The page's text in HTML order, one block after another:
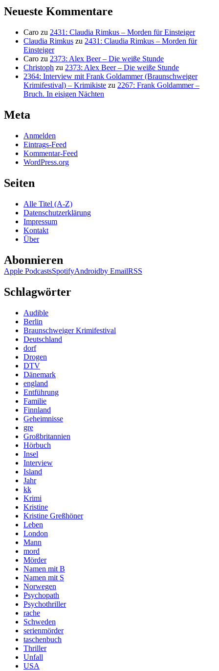
Neueste Kommentare
Caro zu 2431: Claudia Rimkus – Morden für Einsteiger
Claudia Rimkus zu 2431: Claudia Rimkus – Morden für
Einsteiger
Caro zu 2373: Alex Beer – Die weiße Stunde
Christoph zu 2373: Alex Beer – Die weiße Stunde
2364: Interview mit Frank Goldammer (Braunschweiger
Krimifestival) – Krimikiste zu 2267: Frank Goldammer –
Bruch. In eisigen Nächten
Meta
Anmelden
Eintrags-Feed
Kommentar-Feed
WordPress.org
Seiten
Alle Titel (A-Z)
Datenschutzerklärung
Impressum
Kontakt
Über
Abonnieren
Apple PodcastsSpotifyAndroidby EmailRSS
Schlagwörter
Audible
Berlin
Braunschweiger Krimifestival
Deutschland
dorf
Drogen
DTV
Dänemark
england
Entführung
Familie
Finnland
Geheimnisse
gre
Großbritannien
Hörbuch
Insel
Interview
Island
Jahr
kk
Krimi
Kristine
Kristine Greßhöner
Leben
London
Mann
mord
Mörder
Namen mit B
Namen mit S
Norwegen
Psychopath
Psychothriller
rache
Schweden
serienmörder
taschenbuch
Thriller
Unfall
USA